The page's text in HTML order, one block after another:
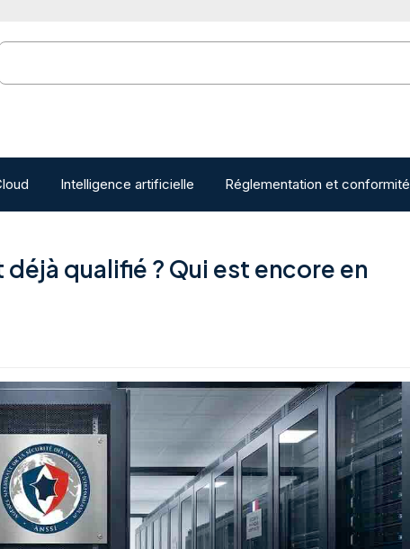
Intelligence artificielle Réglementation et conformité
qualifié ? Qui est encore en